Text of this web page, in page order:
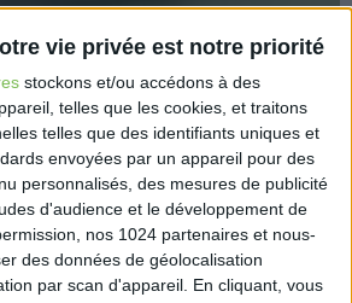
vie privée est notre priorité
stockons et/ou accédons à des
telles que les cookies, et traitons
telles que des identifiants uniques et
envoyées par un appareil pour des
personnalisés, des mesures de publicité
d'audience et le développement de
nos 1024 partenaires et nous-
des données de géolocalisation
par scan d'appareil. En cliquant, vous
régime des ventes à distance
2021, un certain nombre
ont appliqué la TVA
ventes. L’administration
dans un rescrit les modalités